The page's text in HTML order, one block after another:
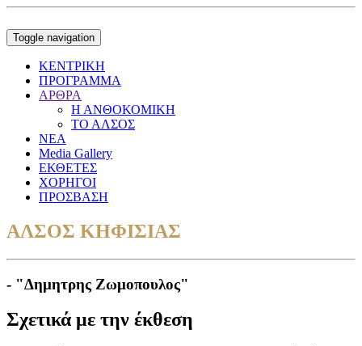
Toggle navigation
ΚΕΝΤΡΙΚΗ
ΠΡΟΓΡΑΜΜΑ
ΑΡΘΡΑ
Η ΑΝΘΟΚΟΜΙΚΗ
ΤΟ ΑΛΣΟΣ
ΝΕΑ
Media Gallery
ΕΚΘΕΤΕΣ
ΧΟΡΗΓΟΙ
ΠΡΟΣΒΑΣΗ
ΑΛΣΟΣ ΚΗΦΙΣΙΑΣ
- "Δημητρης Ζωμοπουλος"
Σχετικά με την έκθεση